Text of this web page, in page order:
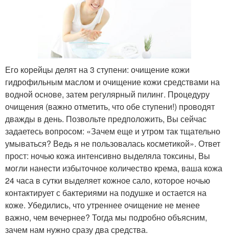
Его корейцы делят на 3 ступени: очищение кожи
гидрофильным маслом и очищение кожи средствами на
водной основе, затем регулярный пилинг. Процедуру
очищения (важно отметить, что обе ступени!) проводят
дважды в день. Позвольте предположить, Вы сейчас
задаетесь вопросом: «Зачем еще и утром так тщательно
умываться? Ведь я не пользовалась косметикой». Ответ
прост: ночью кожа интенсивно выделяла токсины, Вы
могли нанести избыточное количество крема, ваша кожа
24 часа в сутки выделяет кожное сало, которое ночью
контактирует с бактериями на подушке и остается на
коже. Убедились, что утреннее очищение не менее
важно, чем вечернее? Тогда мы подробно объясним,
зачем нам нужно сразу два средства.